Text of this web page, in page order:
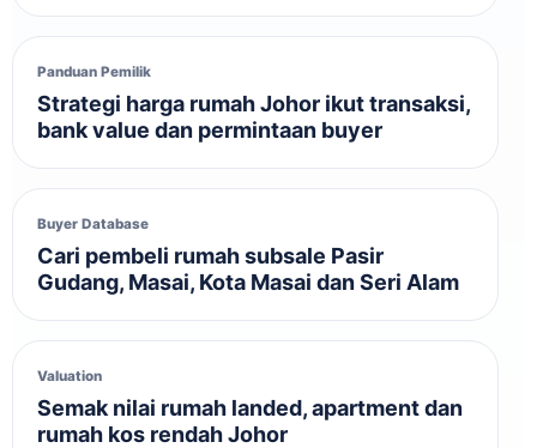
Panduan Pemilik
Strategi harga rumah Johor ikut transaksi,
bank value dan permintaan buyer
Buyer Database
Cari pembeli rumah subsale Pasir
Gudang, Masai, Kota Masai dan Seri Alam
Valuation
Semak nilai rumah landed, apartment dan
rumah kos rendah Johor